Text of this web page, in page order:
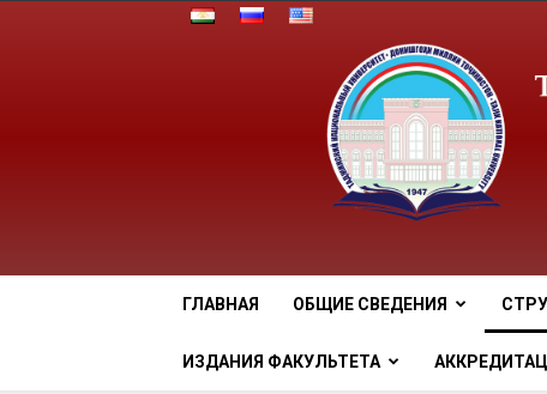
ГЛАВНАЯ ОБЩИЕ СВЕДЕНИЯ
ИЗДАНИЯ ФАКУЛЬТЕТА